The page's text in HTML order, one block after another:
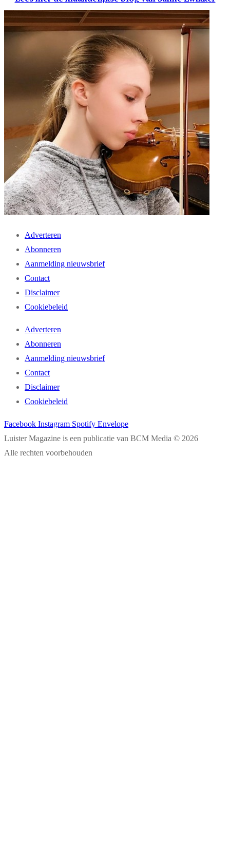
Adverteren
Abonneren
Aanmelding nieuwsbrief
Contact
Disclaimer
Cookiebeleid
Adverteren
Abonneren
Aanmelding nieuwsbrief
Contact
Disclaimer
Cookiebeleid
Facebook Instagram Spotify Envelope
Luister Magazine is een publicatie van BCM Media © 2026
Alle rechten voorbehouden